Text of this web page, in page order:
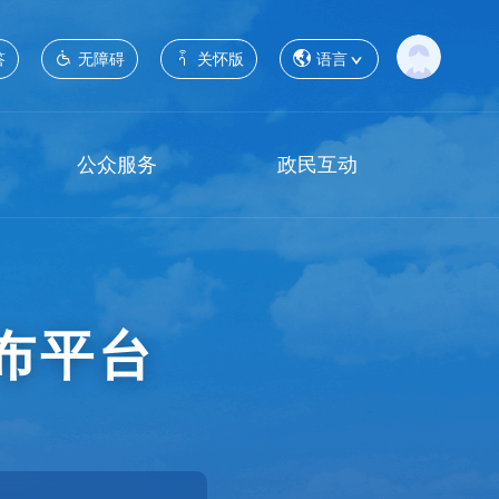
无障碍 关怀版 语言
公众服务 政民互动
平台